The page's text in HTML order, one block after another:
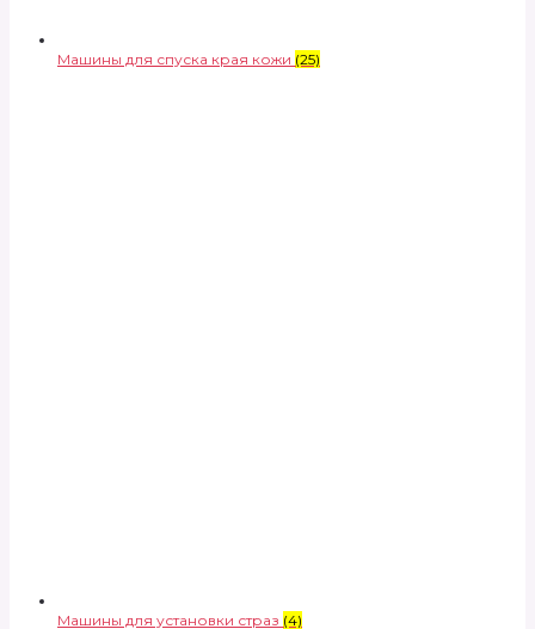
Машины для спуска края кожи (25)
Машины для установки страз (4)